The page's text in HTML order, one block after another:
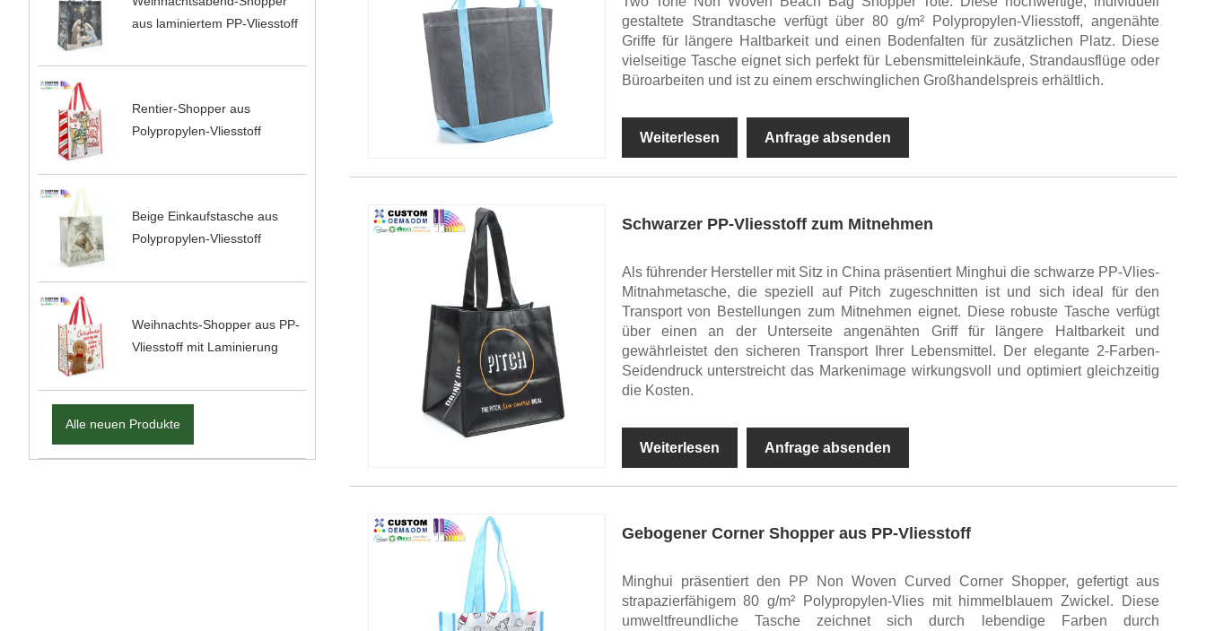
aus laminiertem PP-Vliesstoff
Rentier-Shopper aus
Polypropylen-Vliesstoff
Beige Einkaufstasche aus
Polypropylen-Vliesstoff
Weihnachts-Shopper aus PP-
Vliesstoff mit Laminierung
Alle neuen Produkte
gestaltete Strandtasche verfügt über 80 g/m² Polypropylen-Vliesstoff, angenähte
Griffe für längere Haltbarkeit und einen Bodenfalten für zusätzlichen Platz. Diese
vielseitige Tasche eignet sich perfekt für Lebensmitteleinkäufe, Strandausflüge oder
Büroarbeiten und ist zu einem erschwinglichen Großhandelspreis erhältlich.
Weiterlesen Anfrage absenden
Schwarzer PP-Vliesstoff zum Mitnehmen
Als führender Hersteller mit Sitz in China präsentiert Minghui die schwarze PP-Vlies-
Mitnahmetasche, die speziell auf Pitch zugeschnitten ist und sich ideal für den
Transport von Bestellungen zum Mitnehmen eignet. Diese robuste Tasche verfügt
über einen an der Unterseite angenähten Griff für längere Haltbarkeit und
gewährleistet den sicheren Transport Ihrer Lebensmittel. Der elegante 2-Farben-
Seidendruck unterstreicht das Markenimage wirkungsvoll und optimiert gleichzeitig
die Kosten.
Weiterlesen Anfrage absenden
Gebogener Corner Shopper aus PP-Vliesstoff
Minghui präsentiert den PP Non Woven Curved Corner Shopper, gefertigt aus
strapazierfähigem 80 g/m² Polypropylen-Vlies mit himmelblauem Zwickel. Diese
umweltfreundliche Tasche zeichnet sich durch lebendige Farben durch